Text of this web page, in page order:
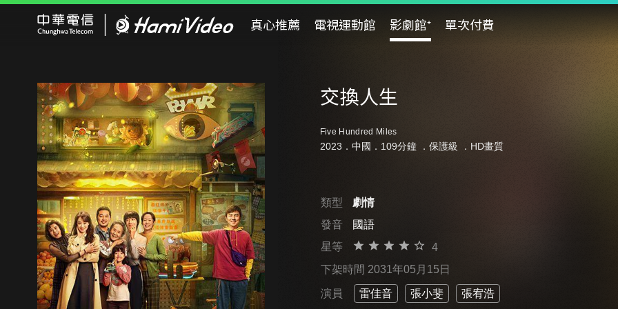
真心推薦 電視運動館 影劇館⁺ 單次付費
交換人生
Five Hundred Miles
2023．中國．109分鐘 ． 保護級 ．HD畫質
類型
劇情
發音
國語
星等
4
下架時間 2031年05月15日
演員 雷佳音 張小斐 張宥浩